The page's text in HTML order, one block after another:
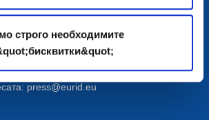
строго необходимите
BE 0864.240.405
27 50
press@eurid.eu